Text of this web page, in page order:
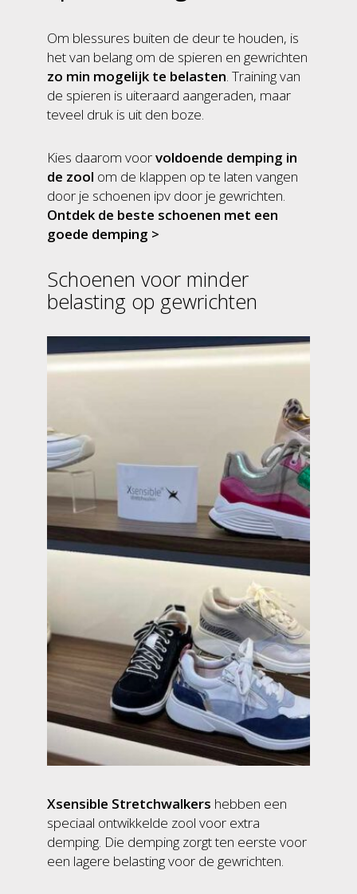
Om blessures buiten de deur te houden, is
het van belang om de spieren en gewrichten
zo min mogelijk te belasten. Training van
de spieren is uiteraard aangeraden, maar
teveel druk is uit den boze.
Kies daarom voorvoldoende demping in
de zool om de klappen op te laten vangen
door je schoenen ipv door je gewrichten.
Ontdek de beste schoenen met een
goede demping >
Schoenen voor minder
belasting op gewrichten
Xsensible Stretchwalkers hebben een
speciaal ontwikkelde zool voor extra
demping. Die demping zorgt ten eerste voor
een lagere belasting voor de gewrichten.